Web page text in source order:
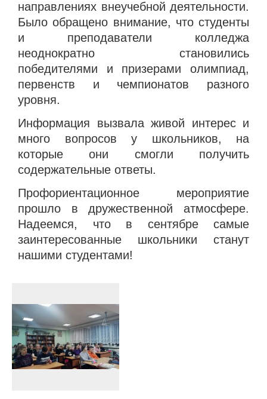
направлениях внеучебной деятельности.
Было обращено внимание, что студенты
и преподаватели колледжа
неоднократно становились
победителями и призерами олимпиад,
первенств и чемпионатов разного
уровня.
Информация вызвала живой интерес и
много вопросов у школьников, на
которые они смогли получить
содержательные ответы.
Профориентационное мероприятие
прошло в дружественной атмосфере.
Надеемся, что в сентябре самые
заинтересованные школьники станут
нашими студентами!